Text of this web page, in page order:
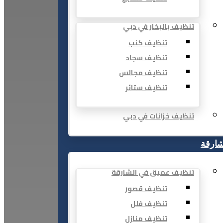
تنظيف بالبخار في دبي
تنظيف كنب
تنظيف سجاد
تنظيف مجالس
تنظيف ستائر
تنظيف خزانات في دبي
تنظيف عميق في الشارقة
تنظيف قصور
تنظيف فلل
تنظيف منازل